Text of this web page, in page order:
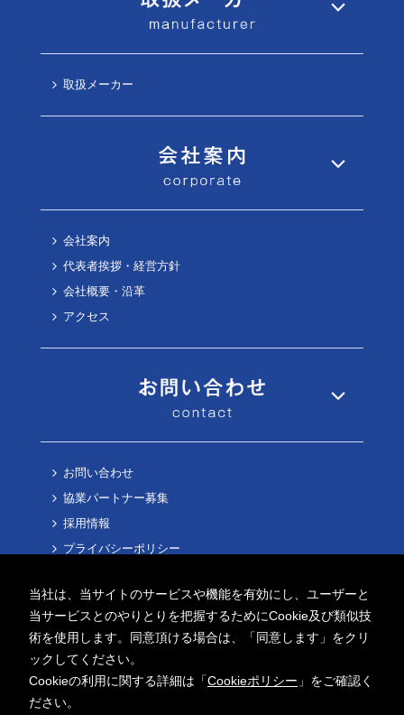
当社は、当サイトのサービスや機能を有効にし、ユーザーと
当サービスとのやりとりを把握するためにCookie及び類似技
術を使用します。同意頂ける場合は、「同意します」をクリ
ックしてください。
Cookieの利用に関する詳細は「Cookieポリシー 」をご確認く
ださい。
取扱メーカー
会社案内
代表者挨拶・経営方針
会社概要・沿革
アクセス
お問い合わせ
協業パートナー募集
採用情報
プライバシーポリシー
Copyright ©2026 AITECH Solution Co.,Ltd.